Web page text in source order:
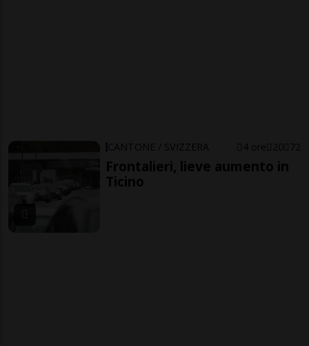
CANTONE / SVIZZERA 4 ore 20 72
Frontalieri, lieve aumento in
Ticino